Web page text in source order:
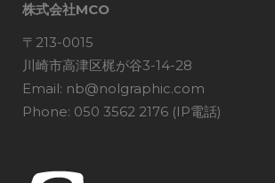
株式会社MCO
〒213-0015
川崎市高津区梶が谷3-14-28
Email: nb@nolgraphic.com
Phone: 050 3562 2176 (IP電話)